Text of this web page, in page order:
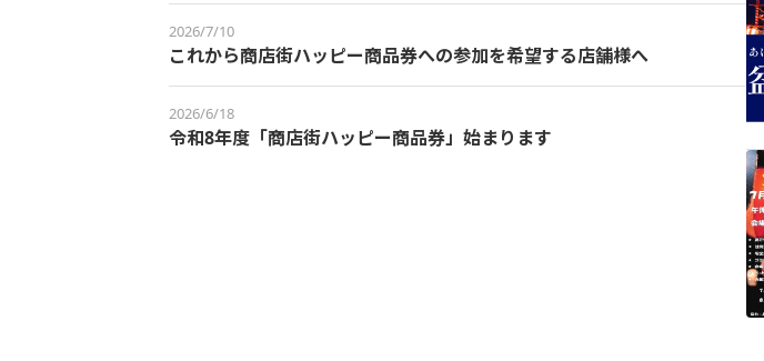
2026/7/10
これから商店街ハッピー商品券への参加を希望する店舗様へ
2026/6/18
令和8年度「商店街ハッピー商品券」始まります